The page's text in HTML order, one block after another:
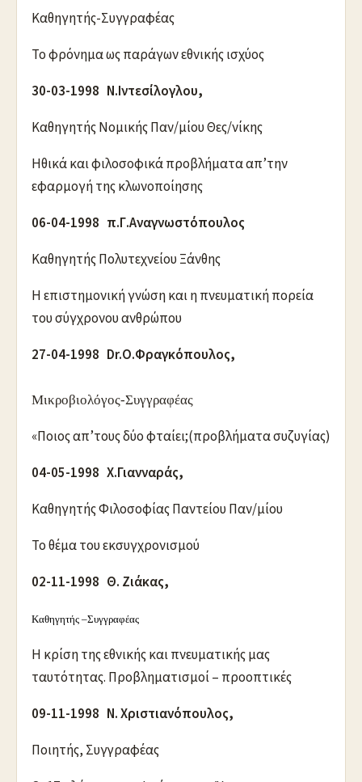
Καθηγητής-Συγγραφέας
Το φρόνημα ως παράγων εθνικής ισχύος
30-03-1998 Ν.Ιντεσίλογλου,
Καθηγητής Νομικής Παν/μίου Θες/νίκης
Ηθικά και φιλοσοφικά προβλήματα απ’την
εφαρμογή της κλωνοποίησης
06-04-1998 π.Γ.Αναγνωστόπουλος
Καθηγητής Πολυτεχνείου Ξάνθης
Η επιστημονική γνώση και η πνευματική πορεία
του σύγχρονου ανθρώπου
27-04-1998 Dr.Ο.Φραγκόπουλος,
Μικροβιολόγος-Συγγραφέας
«Ποιος απ’τους δύο φταίει;(προβλήματα συζυγίας)
04-05-1998 Χ.Γιανναράς,
Καθηγητής Φιλοσοφίας Παντείου Παν/μίου
Το θέμα του εκσυγχρονισμού
02-11-1998 Θ. Ζιάκας,
Καθηγητής –Συγγραφέας
Η κρίση της εθνικής και πνευματικής μας
ταυτότητας. Προβληματισμοί – προοπτικές
09-11-1998 Ν. Χριστιανόπουλος,
Ποιητής, Συγγραφέας